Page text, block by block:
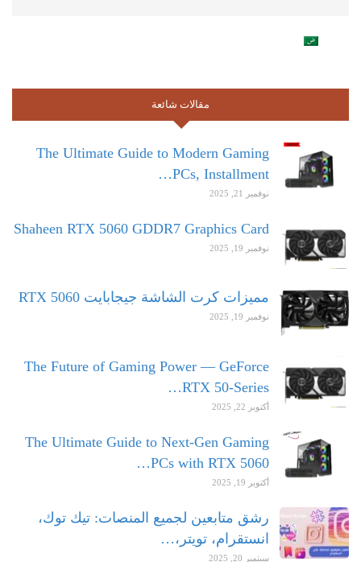
مقالات شائعة
The Ultimate Guide to Modern Gaming
PCs, Installment…
نوفمبر 21, 2025
Shaheen RTX 5060 GDDR7 Graphics Card
نوفمبر 19, 2025
مميزات كرت الشاشة جيجابايت RTX 5060
نوفمبر 19, 2025
The Future of Gaming Power — GeForce
RTX 50-Series…
أكتوبر 22, 2025
The Ultimate Guide to Next-Gen Gaming
PCs with RTX 5060…
أكتوبر 19, 2025
رشق متابعين لجميع المنصات: تيك توك،
انستقرام، تويتر،…
سبتمبر 20, 2025